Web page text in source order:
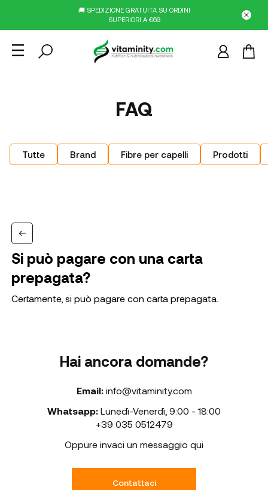
🚚 SPEDIZIONE GRATUITA SU ORDINI
SUPERIORI A €69
FAQ
Tutte Brand Fibre per capelli Prodotti
Si può pagare con una carta
prepagata?
Certamente, si può pagare con carta prepagata.
Hai ancora domande?
Email: info@vitaminity.com
Whatsapp: Lunedì-Venerdì 9:00 - 18:00
+39 035 0512479
Oppure invaci un messaggio qui
Contattaci